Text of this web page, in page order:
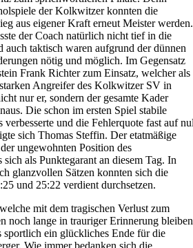
der Kolkwitzer konnten die
aus eigener Kraft erneut Meister werden.
der Coach natürlich nicht tief in die
taktisch waren aufgrund der dünnen
nötig und möglich. Im Gegensatz
Frank Richter zum Einsatz, welcher als
Angreifer des Kolkwitzer SV in
nur er, sondern der gesamte Kader
Die schon im ersten Spiel stabile
und die Fehlerquote fast auf
sich Thomas Steffin. Der etatmäßige
ungewohnten Position des
als Punktegarant an diesem Tag. In
glanzvollen Sätzen konnten sich die
und 25:22 verdient durchsetzen.
mit dem tragischen Verlust zum
noch lange in trauriger Erinnerung bleiben
ein glückliches Ende für die
Wie immer bedanken sich die